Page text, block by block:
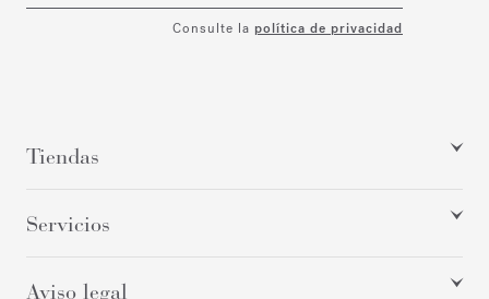
Consulte la política de privacidad
Tiendas
Servicios
Aviso legal